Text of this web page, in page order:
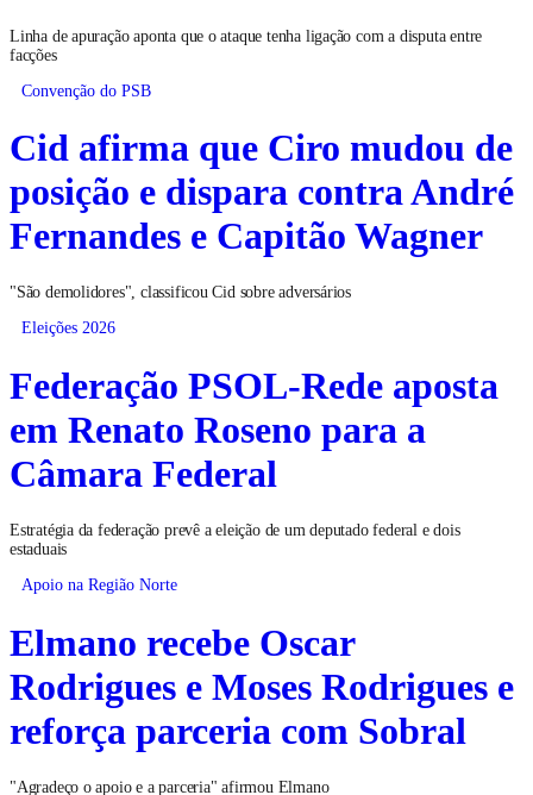
Linha de apuração aponta que o ataque tenha ligação com a disputa entre
facções
Convenção do PSB
Cid afirma que Ciro mudou de
posição e dispara contra André
Fernandes e Capitão Wagner
"São demolidores", classificou Cid sobre adversários
Eleições 2026
Federação PSOL-Rede aposta
em Renato Roseno para a
Câmara Federal
Estratégia da federação prevê a eleição de um deputado federal e dois
estaduais
Apoio na Região Norte
Elmano recebe Oscar
Rodrigues e Moses Rodrigues e
reforça parceria com Sobral
"Agradeço o apoio e a parceria" afirmou Elmano